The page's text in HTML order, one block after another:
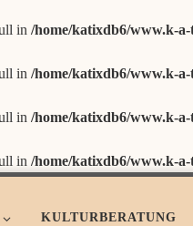
in /home/katixdb6/www.k-
in /home/katixdb6/www.k-
in /home/katixdb6/www.k-
in /home/katixdb6/www.k-
KULTURBERATUNG